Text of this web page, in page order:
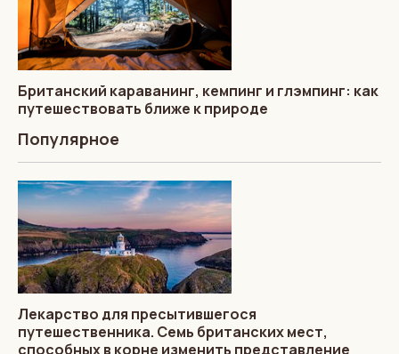
Британский караванинг, кемпинг и глэмпинг: как
путешествовать ближе к природе
Популярное
Лекарство для пресытившегося
путешественника. Семь британских мест,
способных в корне изменить представление